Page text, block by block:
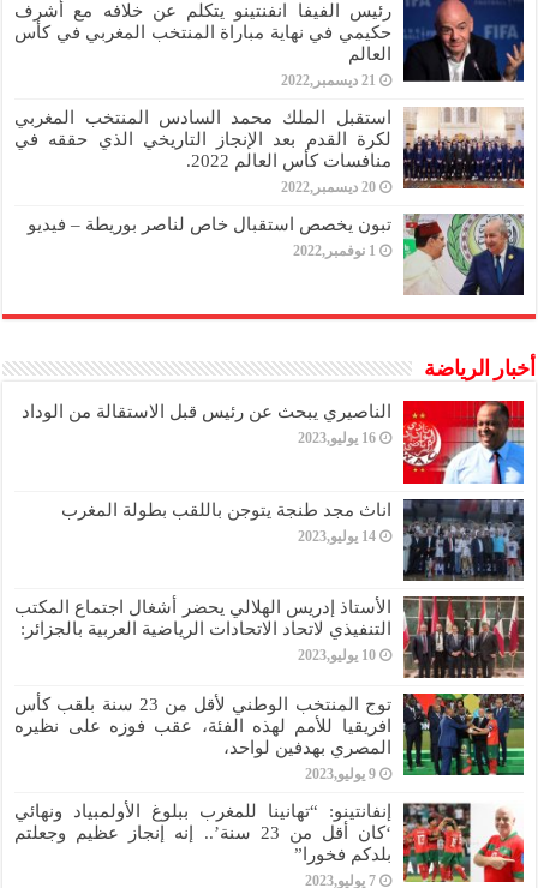
رئيس الفيفا انفنتينو يتكلم عن خلافه مع أشرف
حكيمي في نهاية مباراة المنتخب المغربي في كأس
العالم
21 ديسمبر,2022
استقبل الملك محمد السادس المنتخب المغربي
لكرة القدم بعد الإنجاز التاريخي الذي حققه في
منافسات كأس العالم 2022.
20 ديسمبر,2022
تبون يخصص استقبال خاص لناصر بوريطة – فيديو
1 نوفمبر,2022
أخبار الرياضة
الناصيري يبحث عن رئيس قبل الاستقالة من الوداد
16 يوليو,2023
اناث مجد طنجة يتوجن باللقب بطولة المغرب
14 يوليو,2023
الأستاذ إدريس الهلالي يحضر أشغال اجتماع المكتب
التنفيذي لاتحاد الاتحادات الرياضية العربية بالجزائر:
10 يوليو,2023
توج المنتخب الوطني لأقل من 23 سنة بلقب كأس
افريقيا للأمم لهذه الفئة، عقب فوزه على نظيره
المصري بهدفين لواحد،
9 يوليو,2023
إنفانتينو: “تهانينا للمغرب ببلوغ الأولمبياد ونهائي
‘كان أقل من 23 سنة’.. إنه إنجاز عظيم وجعلتم
بلدكم فخورا”
7 يوليو,2023